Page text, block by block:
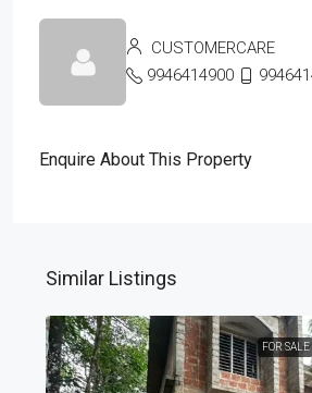
CUSTOMERCARE
9946414900
Enquire About This Property
Similar Listings
FOR SALE